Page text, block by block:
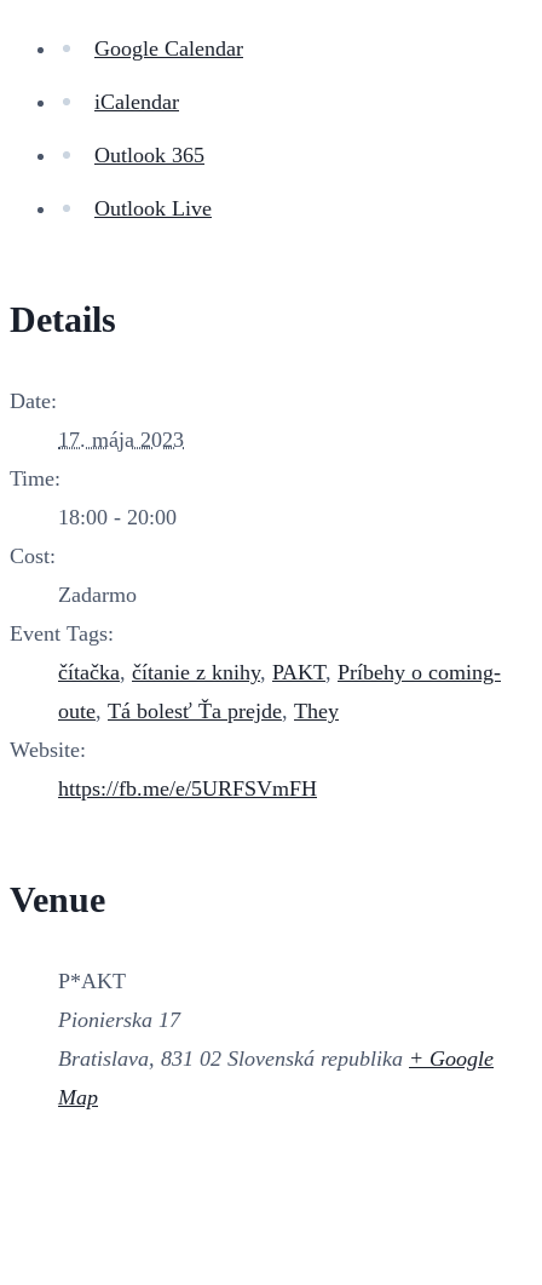
Google Calendar
iCalendar
Outlook 365
Outlook Live
Details
Date:
17. mája 2023
Time:
18:00 - 20:00
Cost:
Zadarmo
Event Tags:
čítačka, čítanie z knihy, PAKT, Príbehy o coming-
oute, Tá bolesť Ťa prejde, They
Website:
https://fb.me/e/5URFSVmFH
Venue
P*AKT
Pionierska 17
Bratislava, 831 02 Slovenská republika + Google
Map